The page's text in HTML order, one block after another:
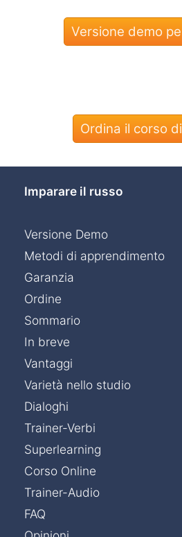
Ordina il corso
Imparare il russo
Versione Demo
Metodi di apprendimento
Garanzia
Ordine
Sommario
In breve
Vantaggi
Varietà nello studio
Dialoghi
Trainer-Verbi
Superlearning
Corso Online
Trainer-Audio
FAQ